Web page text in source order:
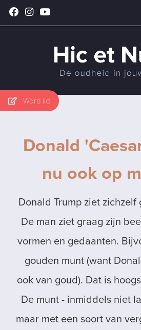
Word lid
Donald
nu ook op
Donald Trump ziet
De man ziet graag zijn
vormen en gedaanten.
gouden munt (want
ook van goud). Dat is
De munt - inmiddels niet
maar met een soort van